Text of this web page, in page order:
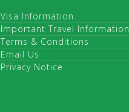
Visa Information
Important Travel Information
Terms & Conditions
Email Us
Privacy Notice